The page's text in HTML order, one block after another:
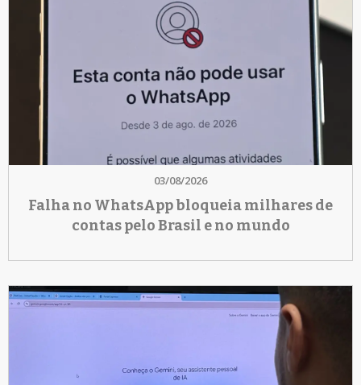
03/08/2026
Falha no WhatsApp bloqueia milhares de
contas pelo Brasil e no mundo